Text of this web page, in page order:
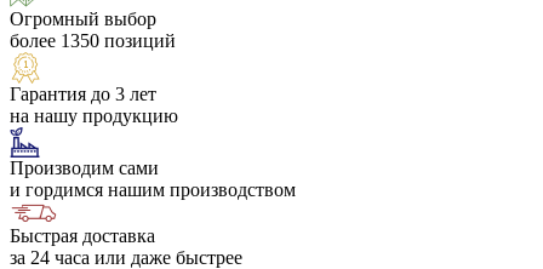
Огромный выбор
более 1350 позиций
Гарантия до 3 лет
на нашу продукцию
Производим сами
и гордимся нашим производством
Быстрая доставка
за 24 часа или даже быстрее